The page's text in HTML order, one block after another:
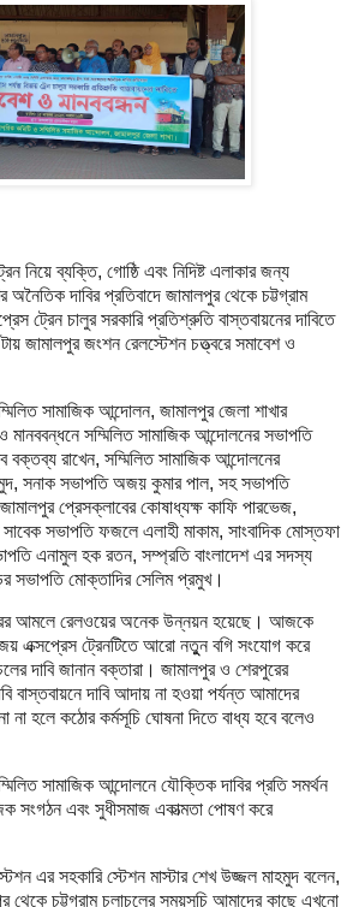
নিয়ে ব্যক্তি, গোষ্ঠি এবং নিদিষ্ট এলাকার জন্য
অনৈতিক দাবির প্রতিবাদে জামালপুর থেকে চট্টগ্রাম
ট্রেন চালুর সরকারি প্রতিশ্রুতি বাস্তবায়নের দাবিতে
জামালপুর জংশন রেলস্টেশন চত্ত্বরে সমাবেশ ও
সামাজিক আন্দোলন, জামালপুর জেলা শাখার
মানববন্ধনে সম্মিলিত সামাজিক আন্দোলনের সভাপতি
বক্তব্য রাখেন, সম্মিলিত সামাজিক আন্দোলনের
সনাক সভাপতি অজয় কুমার পাল, সহ সভাপতি
প্রেসক্লাবের কোষাধ্যক্ষ কাফি পারভেজ,
সভাপতি ফজলে এলাহী মাকাম, সাংবাদিক মোস্তফা
এনামুল হক রতন, সম্প্রতি বাংলাদেশ এর সদস্য
সভাপতি মোক্তাদির সেলিম প্রমুখ।
আমলে রেলওয়ের অনেক উন্নয়ন হয়েছে। আজকে
এক্সপ্রেস ট্রেনটিতে আরো নতুুন বগি সংযোগ করে
দাবি জানান বক্তারা। জামালপুর ও শেরপুরের
বাস্তবায়নে দাবি আদায় না হওয়া পর্যন্ত আমাদের
না হলে কঠোর কর্মসূচি ঘোষনা দিতে বাধ্য হবে বলেও
সামাজিক আন্দোলনে যৌক্তিক দাবির প্রতি সমর্থন
সংগঠন এবং সুধীসমাজ একাত্মতা পোষণ করে
এর সহকারি স্টেশন মাস্টার শেখ উজ্জল মাহমুদ বলেন,
থেকে চট্টগ্রাম চলাচলের সময়সূচি আমাদের কাছে এখনো